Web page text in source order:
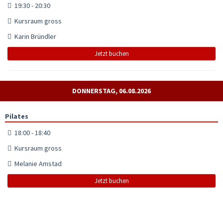
19:30 - 20:30
Kursraum gross
Karin Bründler
Jetzt buchen
DONNERSTAG, 06.08.2026
Pilates
18:00 - 18:40
Kursraum gross
Melanie Amstad
Jetzt buchen